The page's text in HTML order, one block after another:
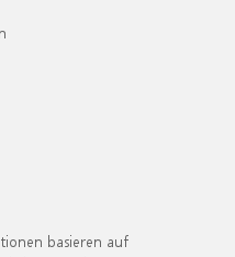
basieren auf